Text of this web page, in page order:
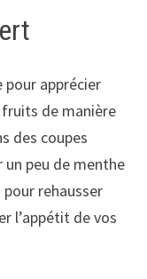
apprécier
de manière
des coupes
un peu de menthe
rehausser
l’appétit de vos